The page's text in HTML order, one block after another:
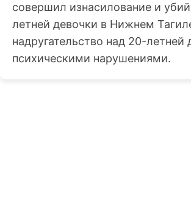
совершил изнасилование и
летней девочки в Нижнем
надругательство над 20-летней
психическими нарушениями.